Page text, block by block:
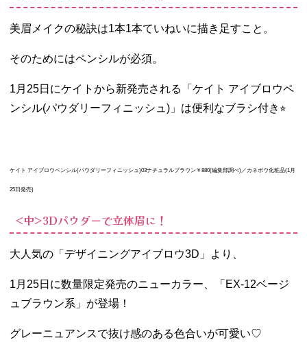
美眉メイクの秘訣は1本1本ていねいに描き足すこと。
そのためにはペンシルが必須。
1月25日にケイトから新発売される「 ケイト アイブロウペ
ンシル(パウダリーフィニッシュ)」は便利なブラシ付き⭐︎
ケイト アイブロウペンシル(パウダリーフィニッシュ)03ナチュラルブラウン￥880(編集部調べ) ／カネボウ化粧品(1月
25日発売)
<中>3Dパウダーで立体眉に！
大人気の「デザイニングアイブロウ3D」より、
1月25日に数量限定発売のニューカラー、「EX-12ベージ
ュブラウン系」が登場！
グレーニュアンスで抜け感のある色合いが可愛い♡